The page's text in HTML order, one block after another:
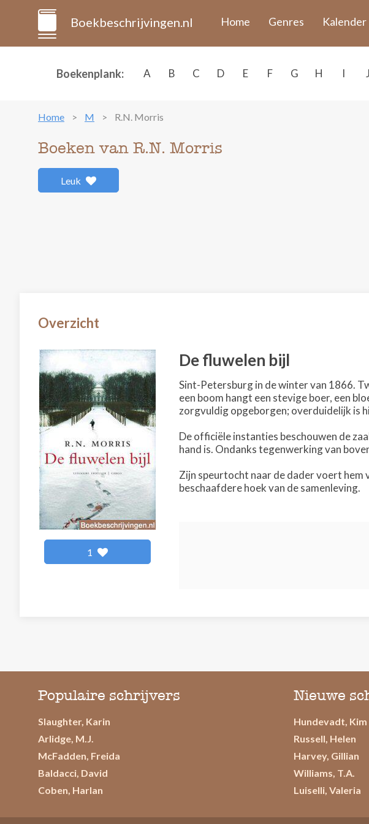
Boekbeschrijvingen.nl Home Genres Kalender
Boekenplank: A B C D E F G H I J
Home M R.N. Morris
Boeken van R.N. Morris
Leuk
Overzicht
1
De fluwelen bijl
Sint-Petersburg in de winter van 1866.
een boom hangt een stevige boer, een
zorgvuldig opgeborgen; overduidelijk is
De officiële instanties beschouwen de
hand is. Ondanks tegenwerking van
Zijn speurtocht naar de dader voert hem
beschaafdere hoek van de samenleving.
Populaire schrijvers
Slaughter, Karin
Arlidge, M.J.
McFadden, Freida
Baldacci, David
Coben, Harlan
Nieuwe
Hundevadt, Kim
Russell, Helen
Harvey, Gillian
Williams, T.A.
Luiselli, Valeria